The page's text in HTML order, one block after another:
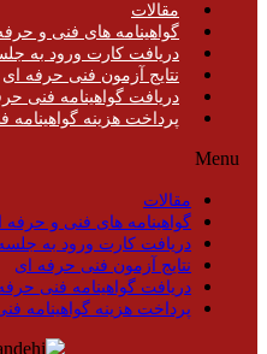
مقالات
گواهینامه های فنی و
دریافت کارت ورود به
نتایج آزمون فنی حرفه ای
دریافت گواهینامه فنی
پرداخت هزینه
Menu
مقالات
گواهینامه های فنی و حرفه
دریافت کارت ورود به
نتایج آزمون فنی حرفه ای
دریافت گواهینامه فنی
پرداخت هزینه گواهینامه